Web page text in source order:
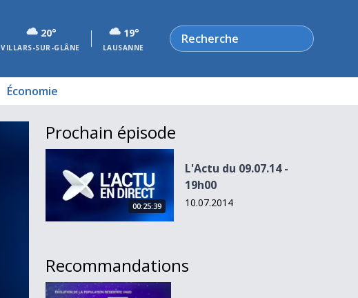
20°
VILLARS-SUR-GLÂNE
19°
LAUSANNE
Rechercher
Économie
Prochain épisode
L&#039;Actu du 09.07.14 - 19h00
00:25:39
L'Actu du 09.07.14 -
19h00
10.07.2014
Recommandations
Les Infos du 06.12.11